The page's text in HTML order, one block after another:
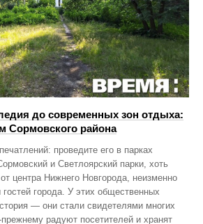
до современных зон отдыха:
Сормовского района
проведите его в парках
и Светлоярский парки, хоть
центра Нижнего Новгорода, неизменно
города. У этих общественных
— они стали свидетелями многих
радуют посетителей и хранят